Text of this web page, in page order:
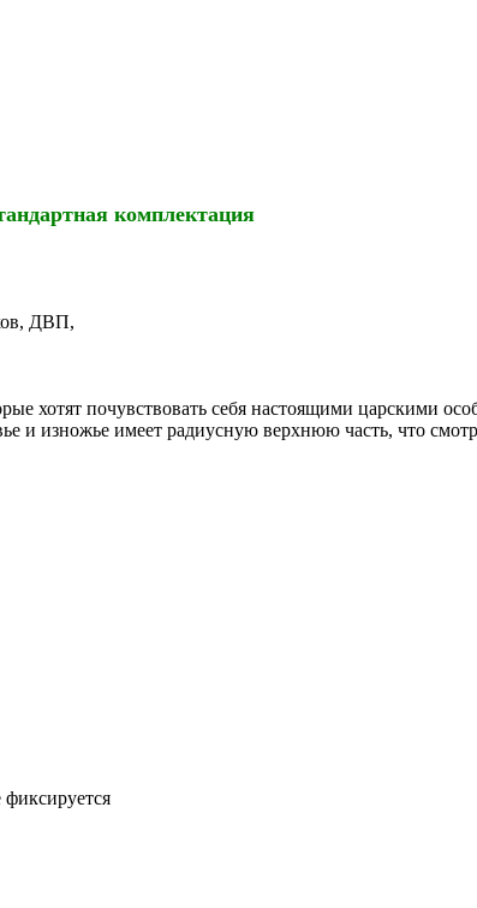
комплектация
ДВП,
хотят почувствовать себя настоящими царскими
и изножье имеет радиусную верхнюю часть, что